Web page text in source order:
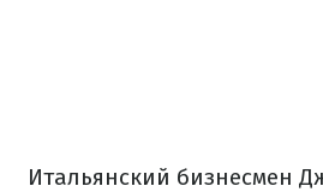
Итальянский бизнесмен